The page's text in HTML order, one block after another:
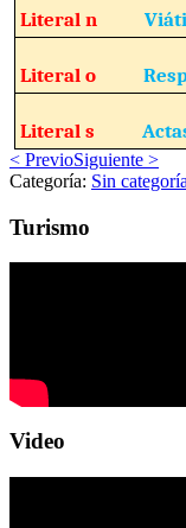
Literal n
Literal o
Literal s
< PrevioSiguiente >
Categoría: Sin categoría
Turismo
Video